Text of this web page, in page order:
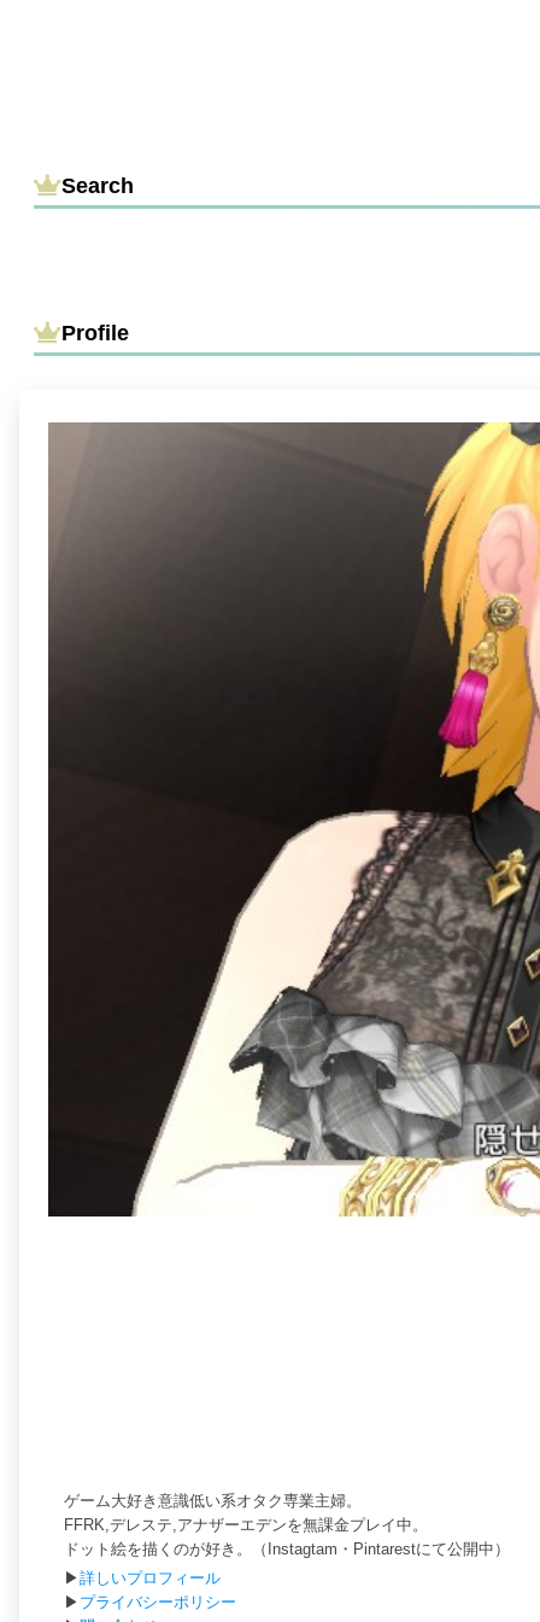
Search
Profile
ゲーム大好き意識低い系オタク専業主婦。
FFRK,デレステ,アナザーエデンを無課金プレイ中。
ドット絵を描くのが好き。（Instagtam・Pintarestにて公開中）
▶詳しいプロフィール
▶ プライバシーポリシー